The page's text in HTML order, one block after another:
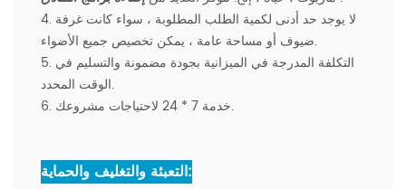
4. لا يوجد حد أدنى لكمية الطلب المطلوبة ، سواء كانت غرفة
ضيوف أو مساحة عامة ، يمكن تخصيص جميع الأضواء.
5. التكلفة المدرجة في الميزانية بجودة مضمونة والتسليم في
الوقت المحدد.
6. خدمة 7 * 24 لاحتياجات مشروعك.
التعبئة والتغليف والحماية: